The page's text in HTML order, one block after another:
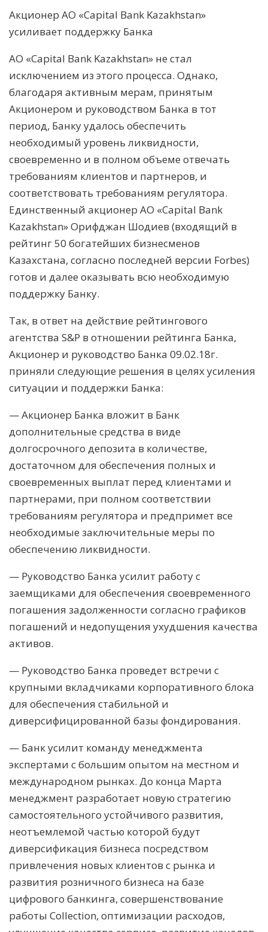
Акционер АО «Capital Bank Kazakhstan»
усиливает поддержку Банка
АО «Capital Bank Kazakhstan» не стал
исключением из этого процесса. Однако,
благодаря активным мерам, принятым
Акционером и руководством Банка в тот
период, Банку удалось обеспечить
необходимый уровень ликвидности,
своевременно и в полном объеме отвечать
требованиям клиентов и партнеров, и
соответствовать требованиям регулятора.
Единственный акционер АО «Capital Bank
Kazakhstan» Орифджан Шодиев (входящий в
рейтинг 50 богатейших бизнесменов
Казахстана, согласно последней версии Forbes)
готов и далее оказывать всю необходимую
поддержку Банку.
Так, в ответ на действие рейтингового
агентства S&P в отношении рейтинга Банка,
Акционер и руководство Банка 09.02.18г.
приняли следующие решения в целях усиления
ситуации и поддержки Банка:
— Акционер Банка вложит в Банк
дополнительные средства в виде
долгосрочного депозита в количестве,
достаточном для обеспечения полных и
своевременных выплат перед клиентами и
партнерами, при полном соответствии
требованиям регулятора и предпримет все
необходимые заключительные меры по
обеспечению ликвидности.
— Руководство Банка усилит работу с
заемщиками для обеспечения своевременного
погашения задолженности согласно графиков
погашений и недопущения ухудшения качества
активов.
— Руководство Банка проведет встречи с
крупными вкладчиками корпоративного блока
для обеспечения стабильной и
диверсифицированной базы фондирования.
— Банк усилит команду менеджмента
экспертами с большим опытом на местном и
международном рынках. До конца Марта
менеджмент разработает новую стратегию
самостоятельного устойчивого развития,
неотъемлемой частью которой будут
диверсификация бизнеса посредством
привлечения новых клиентов с рынка и
развития розничного бизнеса на базе
цифрового банкинга, совершенствование
работы Collection, оптимизации расходов,